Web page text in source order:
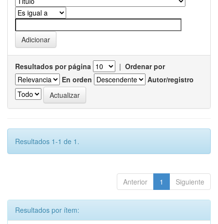
Resultados por página | Ordenar por
En orden
Autor/registro
Resultados 1-1 de 1.
Anterior 1 Siguiente
Resultados por ítem: